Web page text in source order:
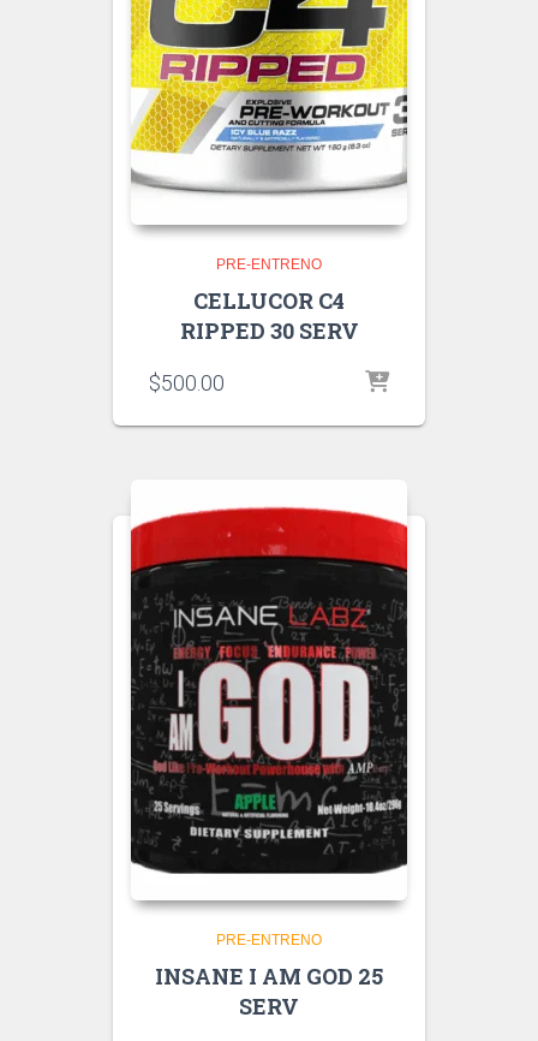
PRE-ENTRENO
CELLUCOR C4
RIPPED 30 SERV
$500.00
PRE-ENTRENO
INSANE I AM GOD 25
SERV